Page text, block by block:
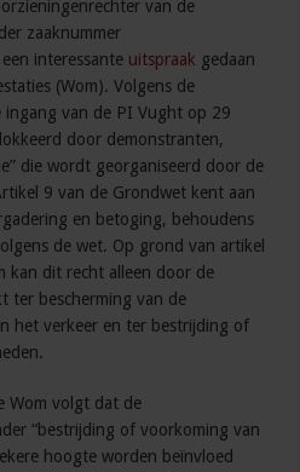
van de
zaaknummer
interessante uitspraak gedaan
(Wom). Volgens de
van de PI Vught op 29
door demonstranten,
die wordt georganiseerd door de
9 van de Grondwet kent aan
en betoging, behoudens
de wet. Op grond van artikel
kan dit recht alleen door de
ter bescherming van de
het verkeer en ter bestrijding of
Wom volgt dat de
“bestrijding of voorkoming van
hoogte worden beïnvloed